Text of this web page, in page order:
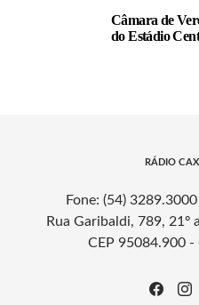
Câmara de
do Estádio
RÁDIO
Fone: (54)
Rua Garibaldi, 789, 21º
CEP 95084.900 -